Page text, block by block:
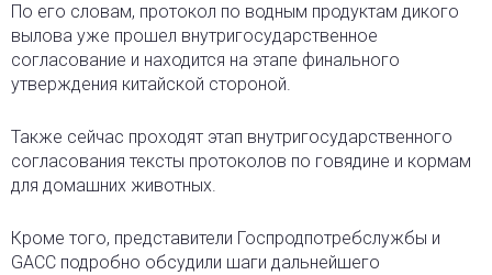
По его словам, протокол по водным продуктам дикого
вылова уже прошел внутригосударственное
согласование и находится на этапе финального
утверждения китайской стороной.
Также сейчас проходят этап внутригосударственного
согласования тексты протоколов по говядине и кормам
для домашних животных.
Кроме того, представители Госпродпотребслужбы и
GACC подробно обсудили шаги дальнейшего